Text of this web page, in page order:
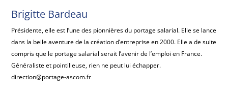
Brigitte Bardeau
Présidente, elle est l’une des pionnières du portage salarial. Elle se lance
dans la belle aventure de la création d’entreprise en 2000. Elle a de suite
compris que le portage salarial serait l’avenir de l’emploi en France.
Généraliste et pointilleuse, rien ne peut lui échapper.
direction@portage-ascom.fr